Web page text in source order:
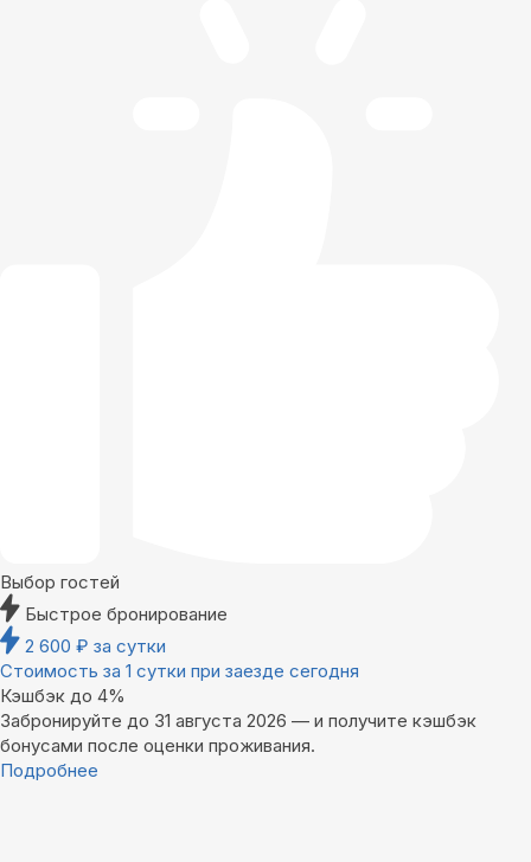
Выбор гостей
Быстрое бронирование
2 600 ₽ за сутки
Стоимость за 1 сутки при заезде сегодня
Кэшбэк до 4%
Забронируйте до 31 августа 2026 — и получите кэшбэк
бонусами после оценки проживания.
Подробнее